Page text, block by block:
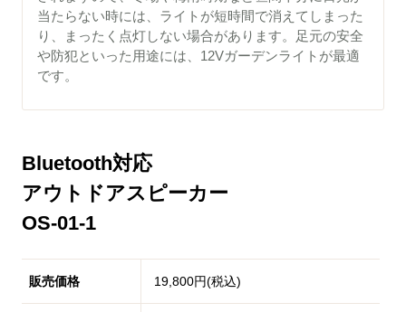
当たらない時には、ライトが短時間で消えてしまった
り、まったく点灯しない場合があります。足元の安全
や防犯といった用途には、12Vガーデンライトが最適
です。
Bluetooth対応
アウトドアスピーカー
OS-01-1
販売価格 19,800円(税込)